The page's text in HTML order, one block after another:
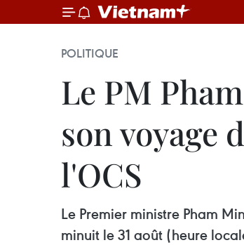
POLITIQUE
Le PM
son voyage
l'OCS
Le Premier ministre Pham
minuit le 31 août (heure